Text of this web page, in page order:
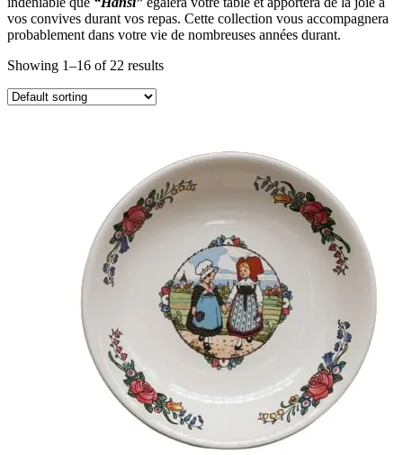
vos convives durant vos repas. Cette collection vous accompagnera
probablement dans votre vie de nombreuses années durant.
Showing 1–16 of 22 results